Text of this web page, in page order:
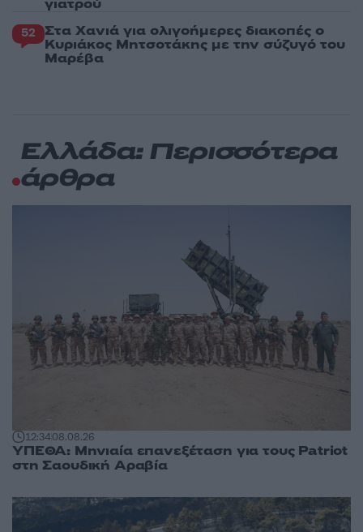
γιατρού
52 Στα Χανιά για ολιγοήμερες διακοπές ο
Κυριάκος Μητσοτάκης με την σύζυγό του
Μαρέβα
Ελλάδα: Περισσότερα
άρθρα
12:3408.08.26
ΥΠΕΘΑ: Μηνιαία επανεξέταση για τους Patriot
στη Σαουδική Αραβία